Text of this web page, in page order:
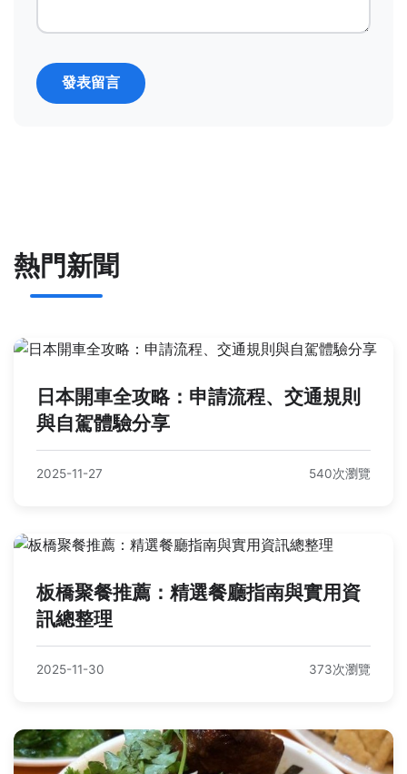
發表留言
熱門新聞
日本開車全攻略：申請流程、交通規則
與自駕體驗分享
2025-11-27 540次瀏覽
板橋聚餐推薦：精選餐廳指南與實用資
訊總整理
2025-11-30 373次瀏覽